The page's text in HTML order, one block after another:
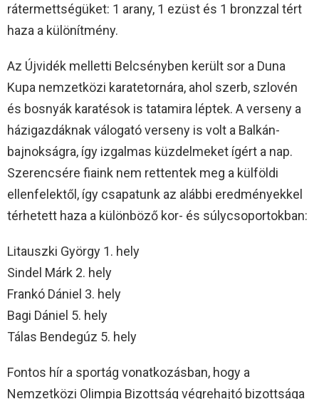
rátermettségüket: 1 arany, 1 ezüst és 1 bronzzal tért
haza a különítmény.
Az Újvidék melletti Belcsényben került sor a Duna
Kupa nemzetközi karatetornára, ahol szerb, szlovén
és bosnyák karatésok is tatamira léptek. A verseny a
házigazdáknak válogató verseny is volt a Balkán-
bajnokságra, így izgalmas küzdelmeket ígért a nap.
Szerencsére fiaink nem rettentek meg a külföldi
ellenfelektől, így csapatunk az alábbi eredményekkel
térhetett haza a különböző kor- és súlycsoportokban:
Litauszki György 1. hely
Sindel Márk 2. hely
Frankó Dániel 3. hely
Bagi Dániel 5. hely
Tálas Bendegúz 5. hely
Fontos hír a sportág vonatkozásban, hogy a
Nemzetközi Olimpia Bizottság végrehajtó bizottsága